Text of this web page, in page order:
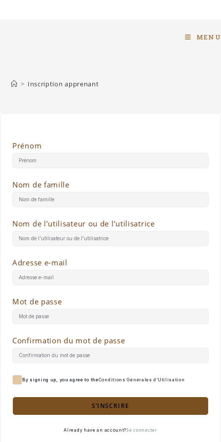
MENU
> Inscription apprenant
Prénom
Nom de famille
Nom de l’utilisateur ou de l’utilisatrice
Adresse e-mail
Mot de passe
Confirmation du mot de passe
By signing up, you agree to theConditions Générales d’Utilisation
S’INSCRIRE
Already have an account?Se connecter